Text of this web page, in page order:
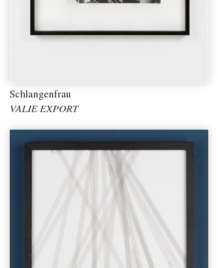
Schlangenfrau
VALIE EXPORT